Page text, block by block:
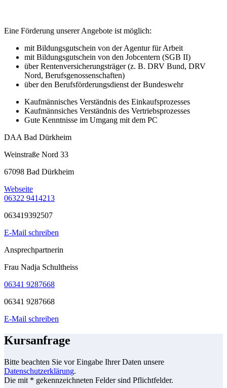
Eine Förderung unserer Angebote ist möglich:
mit Bildungsgutschein von der Agentur für Arbeit
mit Bildungsgutschein von den Jobcentern (SGB II)
über Rentenversicherungsträger (z. B. DRV Bund, DRV
Nord, Berufsgenossenschaften)
über den Berufsförderungsdienst der Bundeswehr
Kaufmännisches Verständnis des Einkaufsprozesses
Kaufmännsiches Verständnis des Vertriebsprozesses
Gute Kenntnisse im Umgang mit dem PC
DAA Bad Dürkheim
Weinstraße Nord 33
67098 Bad Dürkheim
Webseite
06322 9414213
063419392507
E-Mail schreiben
Ansprechpartnerin
Frau Nadja Schultheiss
06341 9287668
06341 9287668
E-Mail schreiben
Kursanfrage
Bitte beachten Sie vor Eingabe Ihrer Daten unsere
Datenschutzerklärung.
Die mit * gekennzeichneten Felder sind Pflichtfelder.